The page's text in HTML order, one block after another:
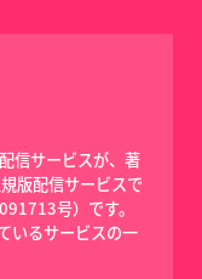
信サービスが、著
版配信サービスで
号）です。
いるサービスの一